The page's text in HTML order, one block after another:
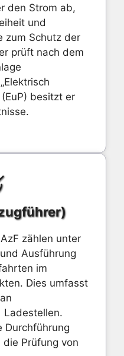
den Strom ab,
und
zum Schutz der
prüft nach dem
besitzt er
zählen unter
Ausführung
im
Dies umfasst
Ladestellen.
Durchführung
Prüfung von